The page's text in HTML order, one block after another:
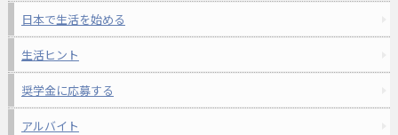
日本で生活を始める
生活ヒント
奨学金に応募する
アルバイト